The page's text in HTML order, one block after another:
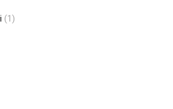
(1)